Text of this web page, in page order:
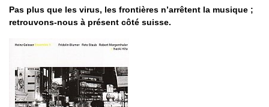
Pas plus que les virus, les frontières n’arrêtent la musique ;
retrouvons-nous à présent côté suisse.